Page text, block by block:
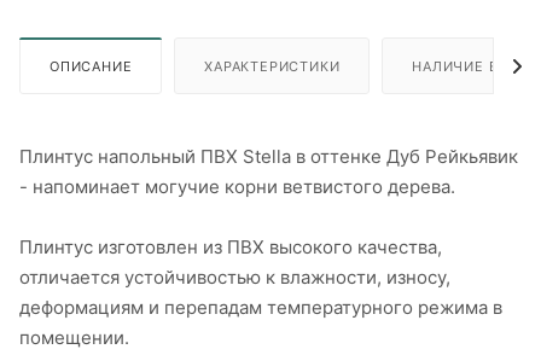
ОПИСАНИЕ ХАРАКТЕРИСТИКИ НАЛИЧИЕ В
Плинтус напольный ПВХ Stella в оттенке Дуб Рейкьявик
- напоминает могучие корни ветвистого дерева.
Плинтус изготовлен из ПВХ высокого качества,
отличается устойчивостью к влажности, износу,
деформациям и перепадам температурного режима в
помещении.